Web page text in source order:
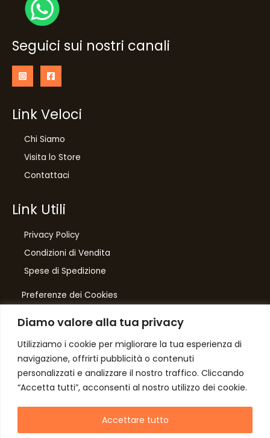
Diamo valore alla tua privacy
Utilizziamo i cookie per migliorare la tua esperienza di
navigazione, offrirti pubblicità o contenuti
personalizzati e analizzare il nostro traffico. Cliccando
“Accetta tutti”, acconsenti al nostro utilizzo dei cookie.
Accettare tutto
Seguici sui nostri canali
Link Veloci
Chi Siamo
Visita lo Store
Contattaci
Link Utili
Privacy Policy
Condizioni di Vendita
Spese di Spedizione
Preferenze dei Cookies
Number One
di Domenico Toccacieli
Via G. Mazzini 5/C
61033 FERMIGNANO PU
C.F. TCCDNC64A31D541L
di sconto, solo per te
Iscriviti per ricevere il tuo sconto esclusivo e
e offerte!